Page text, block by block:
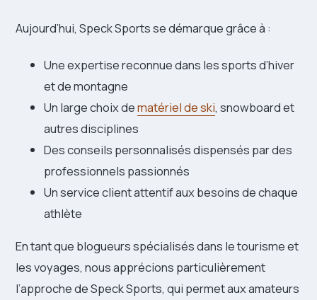
Aujourd’hui, Speck Sports se démarque grâce à :
Une expertise reconnue dans les sports d’hiver
et de montagne
Un large choix dematériel de ski, snowboard et
autres disciplines
Des conseils personnalisés dispensés par des
professionnels passionnés
Un service client attentif aux besoins de chaque
athlète
En tant que blogueurs spécialisés dans le tourisme et
les voyages, nous apprécions particulièrement
l’approche de Speck Sports, qui permet aux amateurs